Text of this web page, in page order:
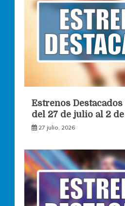
Estrenos Destacados
del 27 de julio al 2
27 julio, 2026